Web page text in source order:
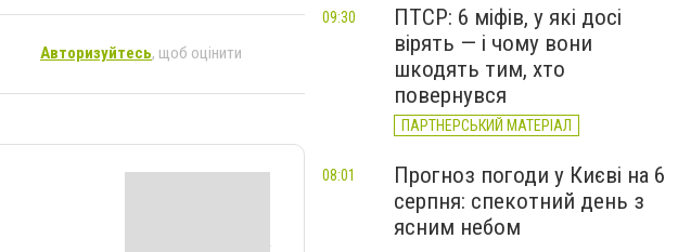
Авторизуйтесь, щоб оцінити
ПТСР: 6 міфів, у які досі
вірять — і чому вони
шкодять тим, хто
повернувся
ПАРТНЕРСЬКИЙ МАТЕРІАЛ
09:30
Прогноз погоди у Києві на 6
серпня: спекотний день з
ясним небом
08:01